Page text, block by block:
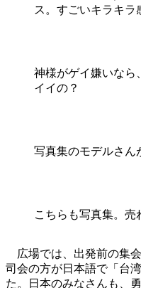
ス。すごいキラキ
神様がゲイ嫌いなら
イイの？
写真集のモデルさん
こちらも写真集。売
広場では、出発前の集
司会の方が日本語で「台
た。日本のみなさんも、